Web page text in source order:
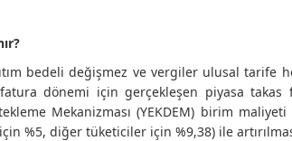
bedeli değişmez ve vergiler ulusal tarife
dönemi için gerçekleşen piyasa takas
Mekanizması (YEKDEM) birim maliyeti
%5, diğer tüketiciler için %9,38) ile